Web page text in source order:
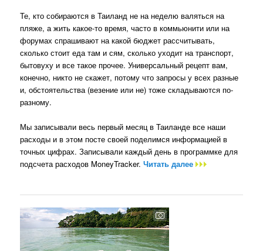
Те, кто собираются в Таиланд не на неделю валяться на
пляже, а жить какое-то время, часто в коммьюнити или на
форумах спрашивают на какой бюджет рассчитывать,
сколько стоит еда там и сям, сколько уходит на транспорт,
бытовуху и все такое прочее. Универсальный рецепт вам,
конечно, никто не скажет, потому что запросы у всех разные
и, обстоятельства (везение или не) тоже складываются по-
разному.
Мы записывали весь первый месяц в Таиланде все наши
расходы и в этом посте своей поделимся информацией в
точных цифрах. Записывали каждый день в программке для
подсчета расходов MoneyTracker.Читать далее